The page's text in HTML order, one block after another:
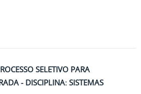
SELETIVO PARA
- DISCIPLINA: SISTEMAS